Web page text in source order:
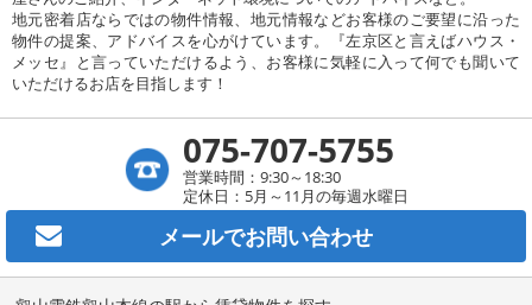
地元密着店ならではの物件情報、地元情報などお客様のご要望に沿った
物件の提案、アドバイスを心がけています。『左京区と言えばハウス・
メッセ』と言っていただけるよう、お客様に気軽に入って何でも聞いて
いただけるお店を目指します！
075-707-5755
営業時間：9:30～18:30
定休日：5月～11月の毎週水曜日
メールでお問い合わせ